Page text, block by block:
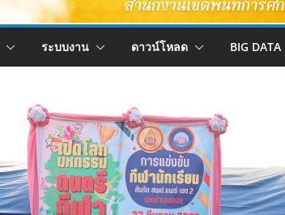
ระบบงาน ดาวน์โหลด BIG DATA